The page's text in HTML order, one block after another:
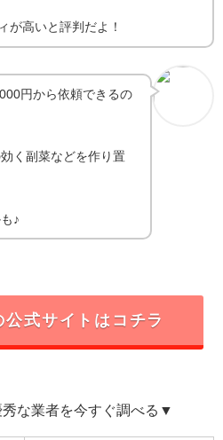
が高いと評判だよ！
円から依頼できるの
く副菜などを作り置
♪
公式サイトはコチラ
な業者を今すぐ調べる▼